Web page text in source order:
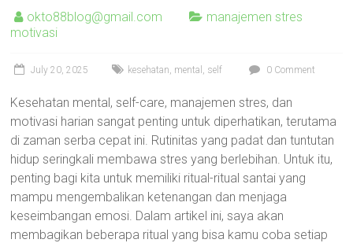
okto88blog@gmail.com
manajemen stres
motivasi
July 20, 2025 kesehatan, mental , self 0 Comment
Kesehatan mental, self-care, manajemen stres, dan
motivasi harian sangat penting untuk diperhatikan, terutama
di zaman serba cepat ini. Rutinitas yang padat dan tuntutan
hidup seringkali membawa stres yang berlebihan. Untuk itu,
penting bagi kita untuk memiliki ritual-ritual santai yang
mampu mengembalikan ketenangan dan menjaga
keseimbangan emosi. Dalam artikel ini, saya akan
membagikan beberapa ritual yang bisa kamu coba setiap